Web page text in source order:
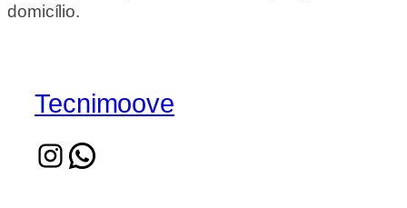
domicílio.
Tecnimoove